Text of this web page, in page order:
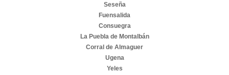
Seseña
Fuensalida
Consuegra
La Puebla de Montalbán
Corral de Almaguer
Ugena
Yeles